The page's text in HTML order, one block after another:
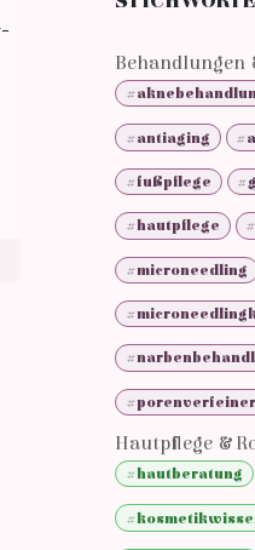
Behandlungen
#antiaging
#fußpflege
#hautpflege
#microneedling
Hautpflege &
#hautberatung